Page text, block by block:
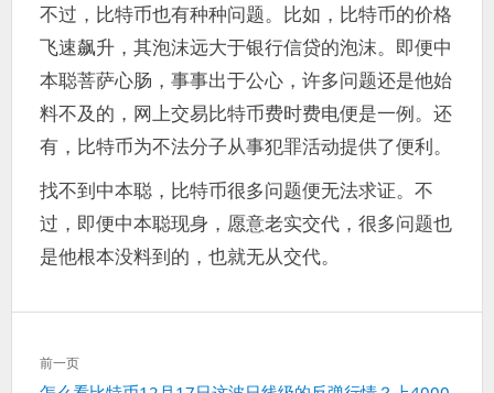
不过，比特币也有种种问题。比如，比特币的价格
飞速飙升，其泡沫远大于银行信贷的泡沫。即便中
本聪菩萨心肠，事事出于公心，许多问题还是他始
料不及的，网上交易比特币费时费电便是一例。还
有，比特币为不法分子从事犯罪活动提供了便利。
找不到中本聪，比特币很多问题便无法求证。不
过，即便中本聪现身，愿意老实交代，很多问题也
是他根本没料到的，也就无从交代。
文
章
前一页